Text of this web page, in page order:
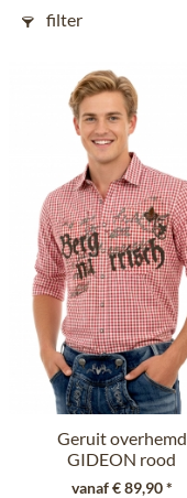
filter
Geruit overhemd
GIDEON rood
vanaf € 89,90 *